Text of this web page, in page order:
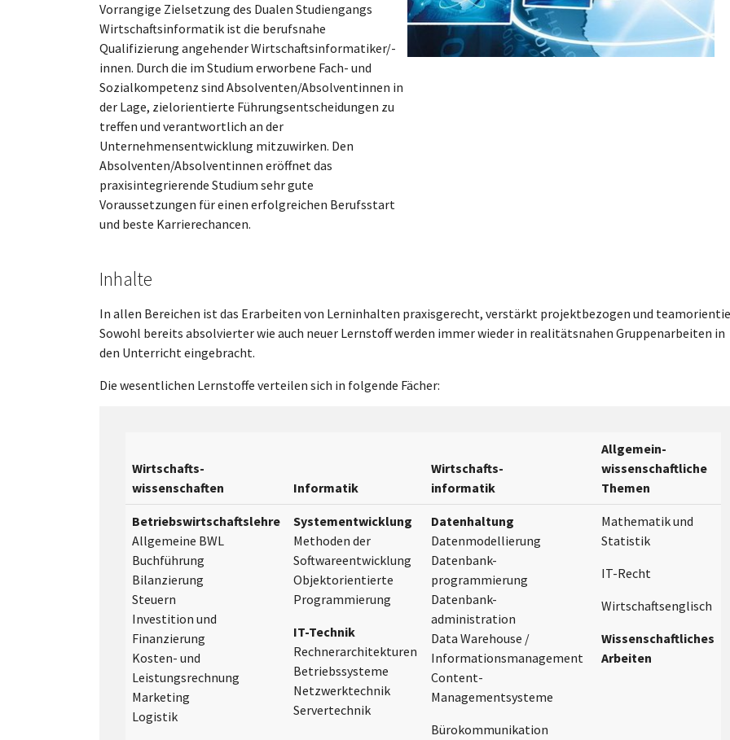
Vorrangige Zielsetzung des Dualen Studiengangs
Wirtschaftsinformatik ist die berufsnahe
Qualifizierung angehender Wirtschaftsinformatiker/-
innen. Durch die im Studium erworbene Fach- und
Sozialkompetenz sind Absolventen/Absolventinnen in
der Lage, zielorientierte Führungsentscheidungen zu
treffen und verantwortlich an der
Unternehmensentwicklung mitzuwirken. Den
Absolventen/Absolventinnen eröffnet das
praxisintegrierende Studium sehr gute
Voraussetzungen für einen erfolgreichen Berufsstart
und beste Karrierechancen.
Inhalte
In allen Bereichen ist das Erarbeiten von Lerninhalten praxisgerecht, verstärkt projektbezogen und
Sowohl bereits absolvierter wie auch neuer Lernstoff werden immer wieder in realitätsnahen Gruppenarbeiten in
den Unterricht eingebracht.
Die wesentlichen Lernstoffe verteilen sich in folgende Fächer:
Wirtschafts-
wissenschaften
Informatik
Wirtschafts-
informatik
Allgemein-
wissenschaftliche
Themen
Betriebswirtschaftslehre
Allgemeine BWL
Buchführung
Bilanzierung
Steuern
Investition und
Finanzierung
Kosten- und
Leistungsrechnung
Marketing
Logistik
Systementwicklung
Methoden der
Softwareentwicklung
Objektorientierte
Programmierung
IT-Technik
Rechnerarchitekturen
Betriebssysteme
Netzwerktechnik
Servertechnik
Datenhaltung
Datenmodellierung
Datenbank-
programmierung
Datenbank-
administration
Data Warehouse /
Informationsmanagement
Content-
Managementsysteme
Bürokommunikation
Mathematik und
Statistik
IT-Recht
Wirtschaftsenglisch
Wissenschaftliches
Arbeiten